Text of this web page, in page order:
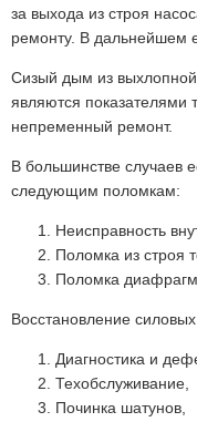
за выхода из строя
ремонту. В дальнейшем
Сизый дым из
являются показателями
непременный ремонт.
В большинстве случаев
следующим поломкам:
Неисправность
Поломка из строя
Поломка
Восстановление силовых
Диагностика и
Техобслуживание,
Починка шатунов,